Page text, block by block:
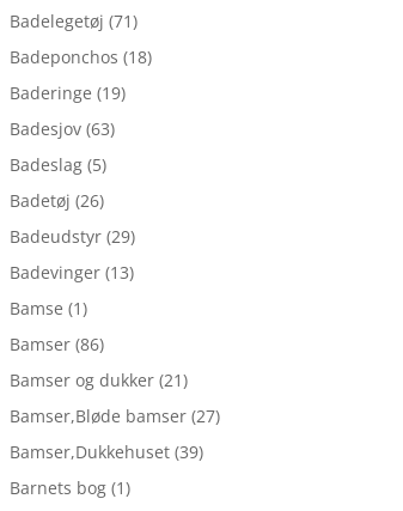
Badelegetøj (71)
Badeponchos (18)
Baderinge (19)
Badesjov (63)
Badeslag (5)
Badetøj (26)
Badeudstyr (29)
Badevinger (13)
Bamse (1)
Bamser (86)
Bamser og dukker (21)
Bamser,Bløde bamser (27)
Bamser,Dukkehuset (39)
Barnets bog (1)